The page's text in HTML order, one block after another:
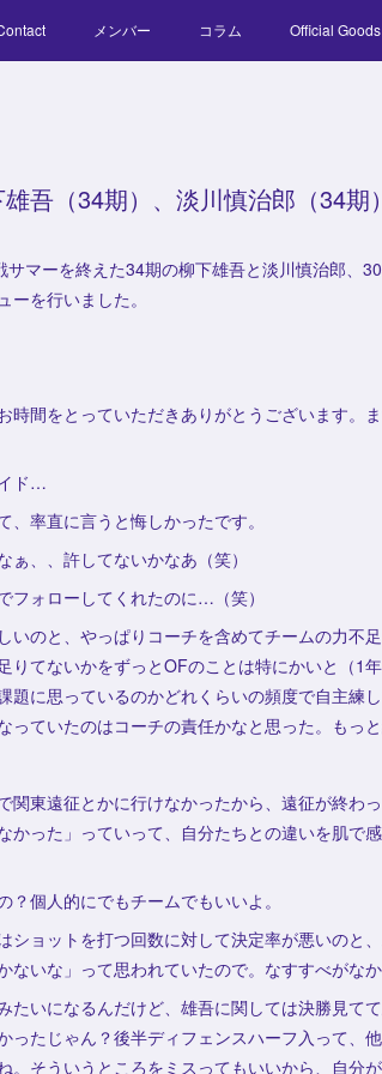
メンバー コラム Official Goods
吾（34期）、淡川慎治郎（34
マーを終えた34期の柳下雄吾と淡川慎治郎、
を行いました。
時間をとっていただきありがとうございます。
ド…
率直に言うと悔しかったです。
、、許してないかなあ（笑）
フォローしてくれたのに…（笑）
いのと、やっぱりコーチを含めてチームの力不
りてないかをずっとOFのことは特にかいと（1
題に思っているのかどれくらいの頻度で自主練
っていたのはコーチの責任かなと思った。もっと
関東遠征とかに行けなかったから、遠征が終わ
かった」っていって、自分たちとの違いを肌で
？個人的にでもチームでもいいよ。
ショットを打つ回数に対して決定率が悪いのと
ないな」って思われていたので。なすすべがな
たいになるんだけど、雄吾に関しては決勝見て
ったじゃん？後半ディフェンスハーフ入って、
。そういうところをミスってもいいから、自分